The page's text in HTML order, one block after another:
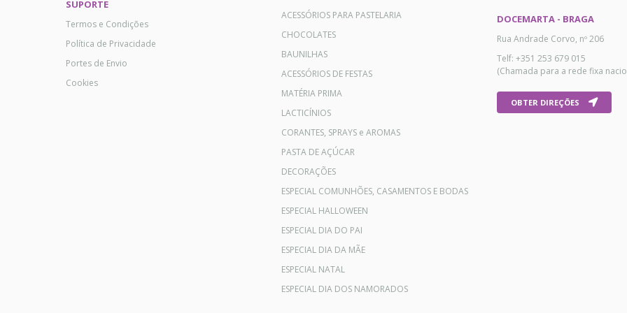
SUPORTE
Termos e Condições
Política de Privacidade
Portes de Envio
Cookies
ACESSÓRIOS PARA PASTELARIA
CHOCOLATES
BAUNILHAS
ACESSÓRIOS DE FESTAS
MATÉRIA PRIMA
LACTICÍNIOS
CORANTES, SPRAYS e AROMAS
PASTA DE AÇÚCAR
DECORAÇÕES
ESPECIAL COMUNHÕES, CASAMENTOS E BODAS
ESPECIAL HALLOWEEN
ESPECIAL DIA DO PAI
ESPECIAL DIA DA MÃE
ESPECIAL NATAL
ESPECIAL DIA DOS NAMORADOS
DOCEMARTA - BRAGA
Rua Andrade Corvo, nº 206
Telf: +351 253 679 015
(Chamada para a rede fixa
OBTER DIREÇÕES